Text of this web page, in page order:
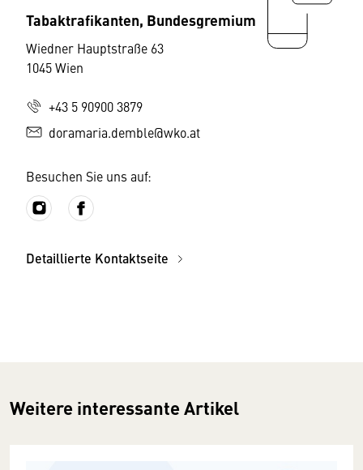
Tabaktrafikanten, Bundesgremium
Wiedner Hauptstraße 63
1045 Wien
+43 5 90900 3879
doramaria.demble@wko.at
Besuchen Sie uns auf:
Detaillierte Kontaktseite
Weitere interessante Artikel